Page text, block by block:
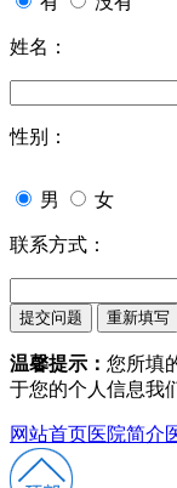
姓名：
性别：
男 女
联系方式：
温馨提示： 您所填
于您的个人信息我
网站首页医院简介